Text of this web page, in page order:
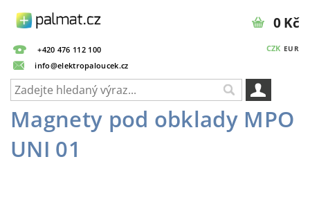
+420 476 112 100
info@elektropaloucek.cz
CZK EUR
0 Kč
Magnety pod obklady MPO
UNI 01